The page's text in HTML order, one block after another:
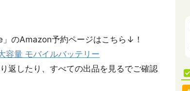
のAmazon予約ページはこちら↓！
量 モバイルバッテリー
返したり、すべての出品を見るでご確認